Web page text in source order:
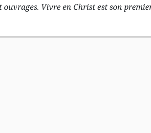
ouvrages. Vivre en Christ est son